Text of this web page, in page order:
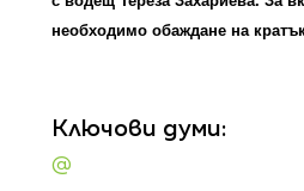
необходимо обаждане на
Ключови думи:
@